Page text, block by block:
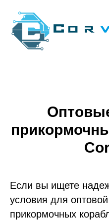
Если вы ищете
условия для оптовой
прикормочных